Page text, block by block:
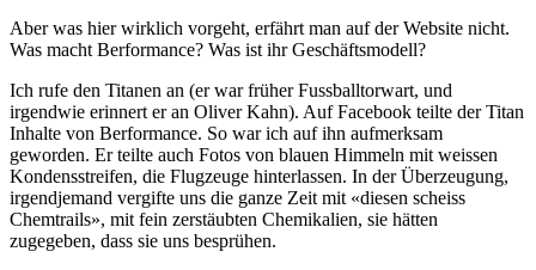
Aber was hier wirklich vorgeht, erfährt man auf der Website nicht.
Was macht Berformance? Was ist ihr Geschäftsmodell?
Ich rufe den Titanen an (er war früher Fussballtorwart, und
irgendwie erinnert er an Oliver Kahn). Auf Facebook teilte der Titan
Inhalte von Berformance. So war ich auf ihn aufmerksam
geworden. Er teilte auch Fotos von blauen Himmeln mit weissen
Kondensstreifen, die Flugzeuge hinterlassen. In der Überzeugung,
irgendjemand vergifte uns die ganze Zeit mit «diesen scheiss
Chemtrails», mit fein zerstäubten Chemikalien, sie hätten
zugegeben, dass sie uns besprühen.